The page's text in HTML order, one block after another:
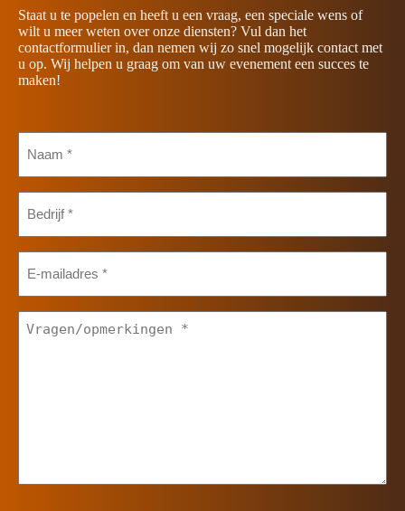
Staat u te popelen en heeft u een vraag, een speciale wens of
wilt u meer weten over onze diensten? Vul dan het
contactformulier in, dan nemen wij zo snel mogelijk contact met
u op. Wij helpen u graag om van uw evenement een succes te
maken!
mailadres